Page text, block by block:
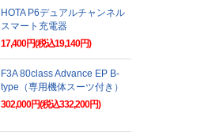
HOTA P6デュアルチャンネル
スマート充電器
17,400円(税込19,140円)
F3A 80class Advance EP B-
type（専用機体スーツ付き）
302,000円(税込332,200円)